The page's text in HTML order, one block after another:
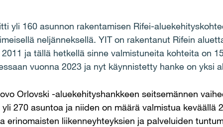
yli 160 asunnon rakentamisen Rifei-
neljänneksellä. YIT on rakentanut Rifein
ja tällä hetkellä sinne valmistuneita kohteita on
vuonna 2023 ja nyt käynnistetty hanke on yksi
Orlovski -aluekehityshankkeen seitsemännen
270 asuntoa ja niiden on määrä valmistua keväällä
erinomaisten liikenneyhteyksien ja palveluiden